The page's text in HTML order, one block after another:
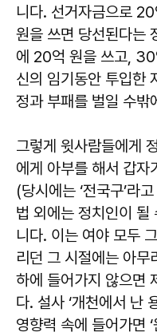
니다. 선거자금으로
원을 쓰면 당선된다는
에 20억 원을 쓰고,
신의 임기동안 투입한
정과 부패를 벌일 수밖
그렇게 윗사람들에게
에게 아부를 해서 갑자
(당시에는 ‘전국구’라
법 외에는 정치인이 될
니다. 이는 여야 모두
리던 그 시절에는 아무
하에 들어가지 않으면
다. 설사 ‘개천에서 난
영향력 속에 들어가면